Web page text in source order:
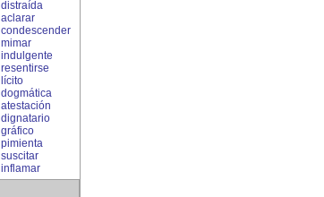
distraída
aclarar
condescender
mimar
indulgente
resentirse
lícito
dogmática
atestación
dignatario
gráfico
pimienta
suscitar
inflamar